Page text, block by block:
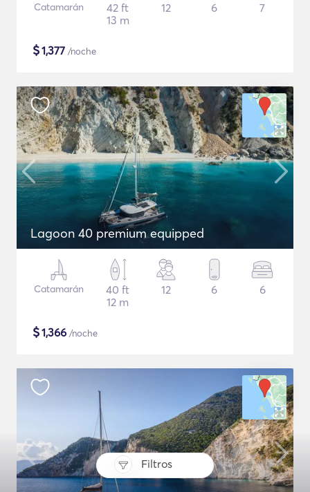
Filtros
Catamarán
42 ft
13 m
12 6 7
$1,377 /noche
Lagoon 40 premium equipped
Catamarán
40 ft
12 m
12 6 6
$1,366 /noche